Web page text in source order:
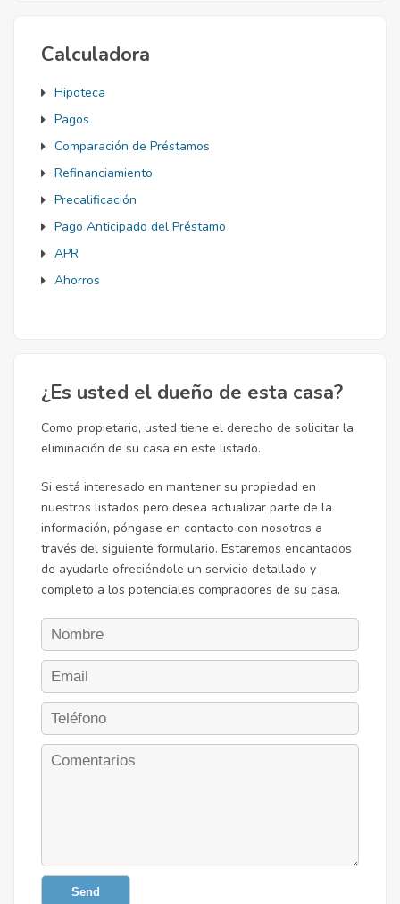
Calculadora
Hipoteca
Pagos
Comparación de Préstamos
Refinanciamiento
Precalificación
Pago Anticipado del Préstamo
APR
Ahorros
¿Es usted el dueño de esta casa?
Como propietario, usted tiene el derecho de solicitar la
eliminación de su casa en este listado.
Si está interesado en mantener su propiedad en
nuestros listados pero desea actualizar parte de la
información, póngase en contacto con nosotros a
través del siguiente formulario. Estaremos encantados
de ayudarle ofreciéndole un servicio detallado y
completo a los potenciales compradores de su casa.
Send